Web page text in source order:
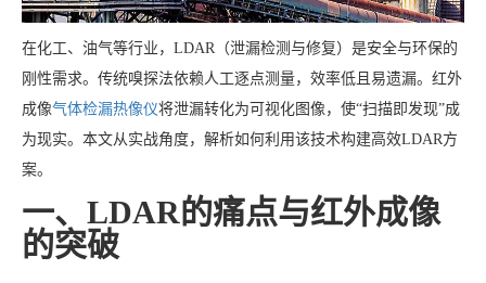
在化工、油气等行业，LDAR（泄漏检测与修复）是安全与环保的
刚性需求。传统嗅探法依赖人工逐点测量，效率低且易遗漏。红外
成像气体检漏热像仪将泄漏转化为可视化图像，使“扫描即发现”成
为现实。本文从实战角度，解析如何利用该技术构建高效LDAR方
案。
一、LDAR的痛点与红外成像
的突破